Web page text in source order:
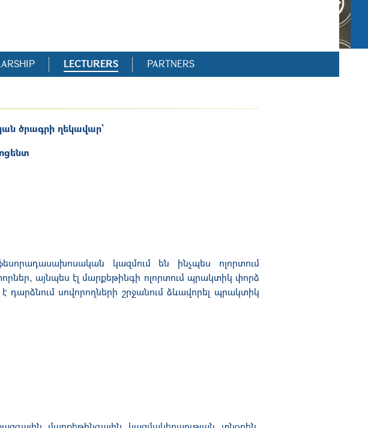
LECTURERS PARTNERS
ծրագրի ղեկավար`
կազմում են ինչպես ոլորտում
այնպես էլ մարքեթինգի ոլորտում պրակտիկ փորձ
սովորողների շրջանում ձևավորել պրակտիկ